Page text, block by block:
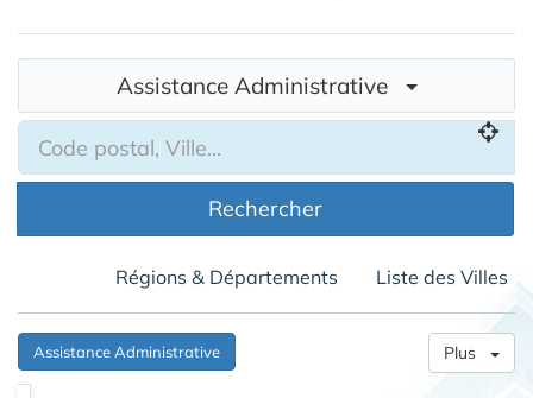
Assistance Administrative
Rechercher
Régions & Départements Liste des Villes
Assistance Administrative Plus